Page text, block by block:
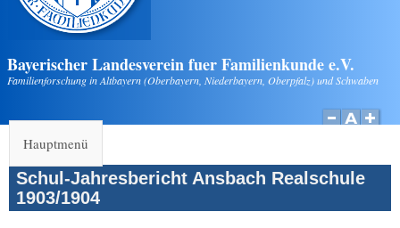
Bayerischer Landesverein fuer Familienkunde e.V.
Familienforschung in Altbayern (Oberbayern, Niederbayern, Oberpfalz) und Schwaben
Hauptmenü
Schul-Jahresbericht Ansbach Realschule
1903/1904